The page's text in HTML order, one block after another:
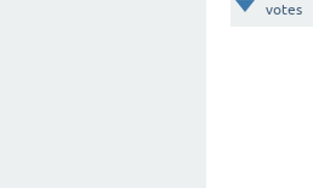
votes